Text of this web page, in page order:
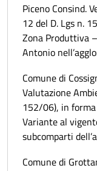
Piceno Consind.
12 del D. Lgs n.
Zona Produttiva
Antonio
Comune di
Valutazione
152/06), in
Variante al
subcomparti
Comune di